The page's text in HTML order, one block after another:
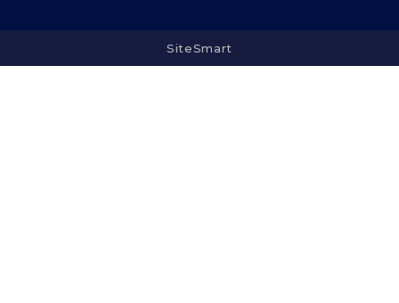
SiteSmart